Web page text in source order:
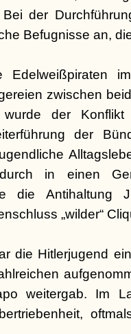
der
Befugnisse an,
zwischen
wurde der
der
in einen
die Antihaltung
„wilder“
die Hitlerjugend
weitergab. Im